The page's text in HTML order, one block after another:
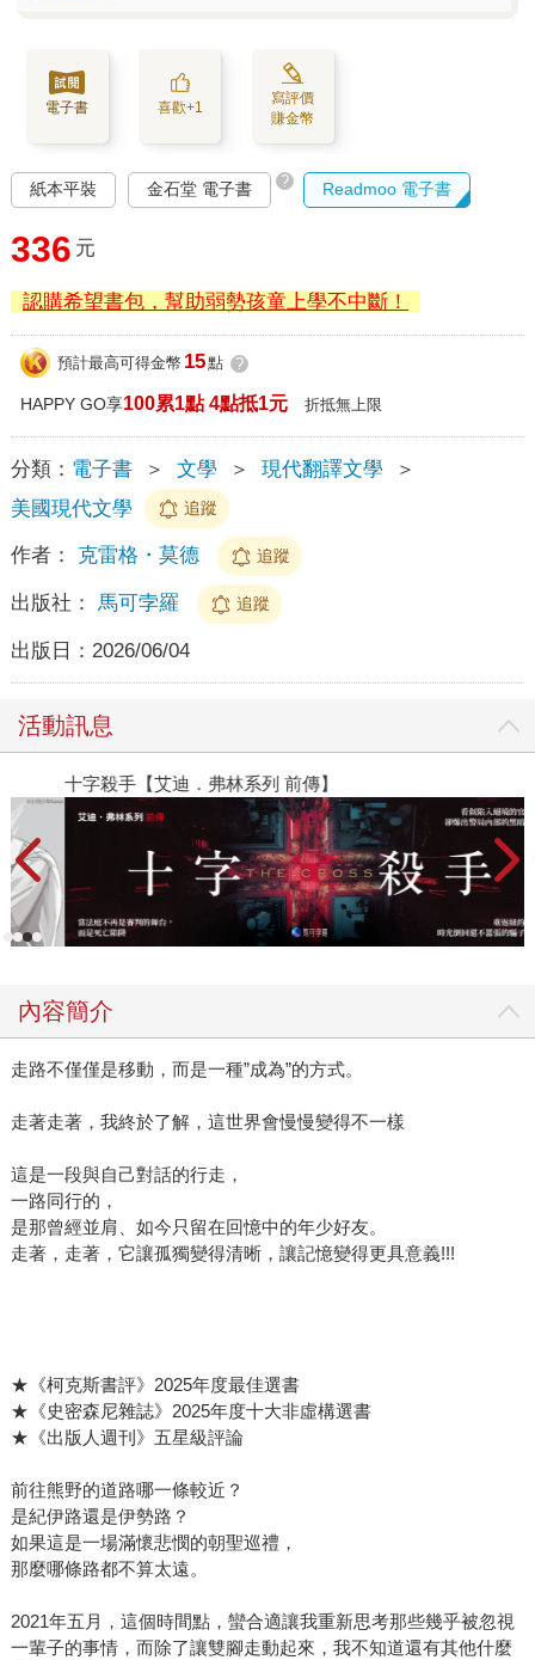
電子書 喜歡+1
寫評價
賺金幣
紙本平裝 金石堂 電子書 ? Readmoo 電子書
336 元
認購希望書包，幫助弱勢孩童上學不中斷！
預計最高可得金幣 15點 ?
HAPPY GO享100累1點 4點抵1元 折抵無上限
分類： 電子書 ＞ 文學 ＞ 現代翻譯文學
＞
美國現代文學
追蹤
作者： 克雷格・莫德 追蹤
出版社： 馬可孛羅 追蹤
出版日： 2026/06/04
活動訊息
十字殺手【艾迪．弗林系列 前傳】
內容簡介
走路不僅僅是移動，而是一種”成為”的方式。
走著走著，我終於了解，這世界會慢慢變得不一樣
這是一段與自己對話的行走，
一路同行的，
是那曾經並肩、如今只留在回憶中的年少好友。
走著，走著，它讓孤獨變得清晰，讓記憶變得更具意義!!!
★《柯克斯書評》2025年度最佳選書
★《史密森尼雜誌》2025年度十大非虛構選書
★《出版人週刊》五星級評論
前往熊野的道路哪一條較近？
是紀伊路還是伊勢路？
如果這是一場滿懷悲憫的朝聖巡禮，
那麼哪條路都不算太遠。
2021年五月，這個時間點，蠻合適讓我重新思考那些幾乎被忽視
一輩子的事情，而除了讓雙腳走動起來，我不知道還有其他什麼